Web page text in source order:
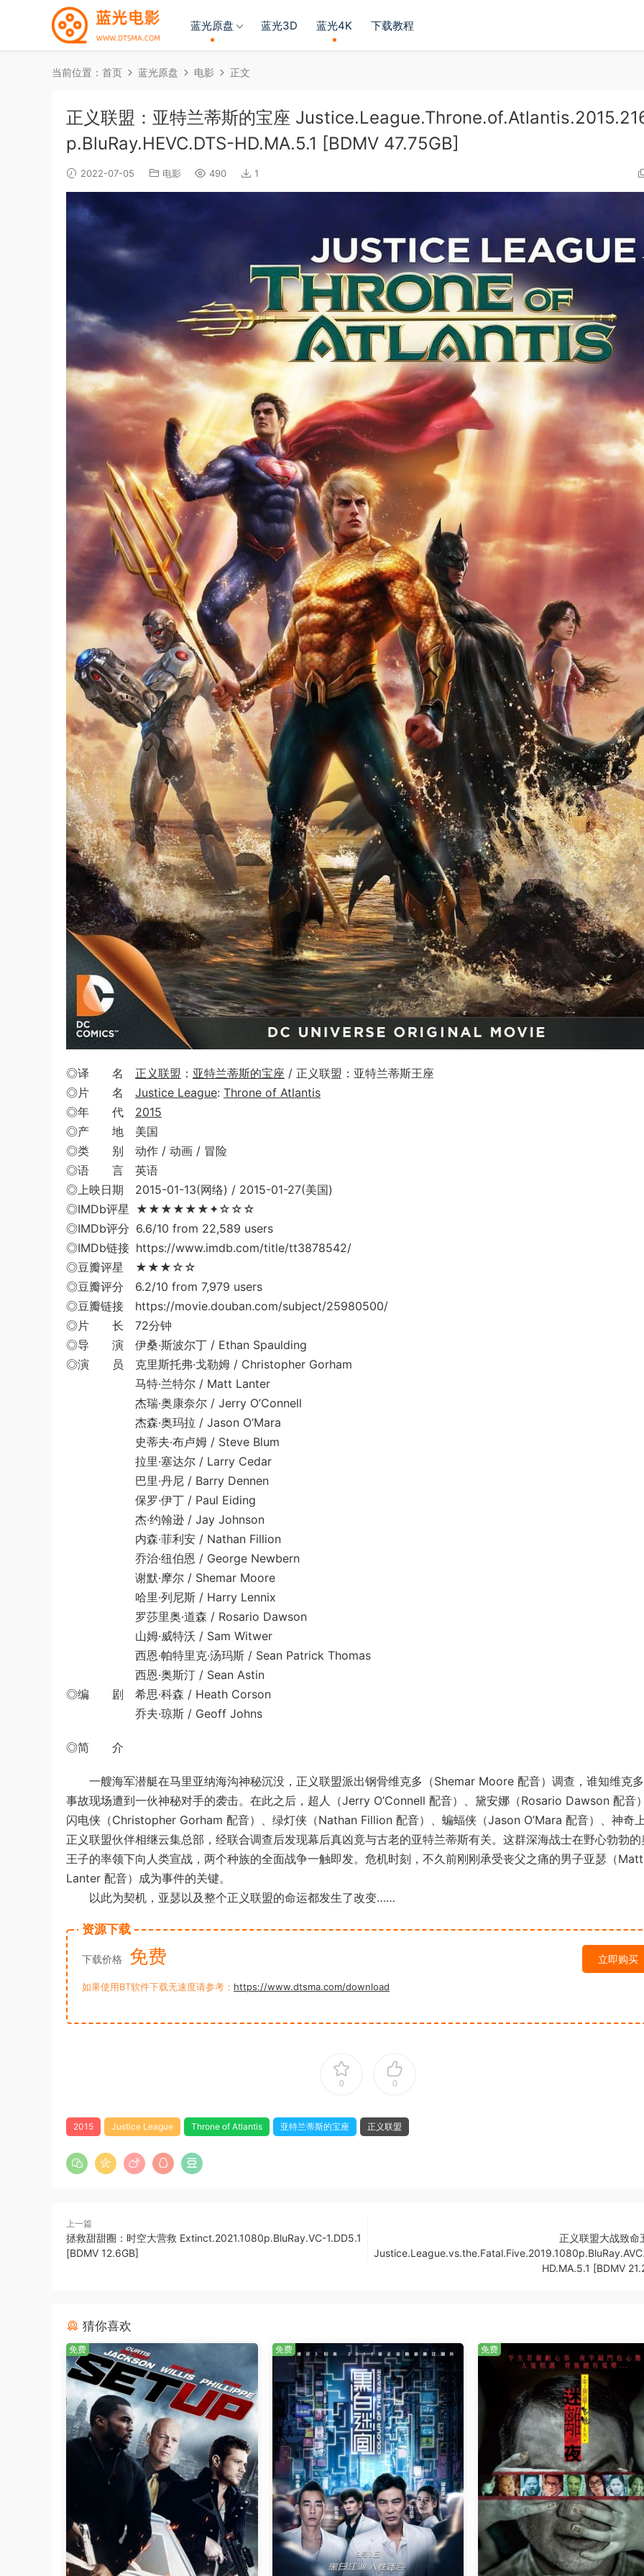
蓝光原盘 蓝光3D 蓝光4K 下载教程
当前位置： 首页 蓝光原盘 电影 正文
正义联盟：亚特兰蒂斯的宝座
p.BluRay.HEVC.DTS-HD.MA.5.1 [BDMV 47.75GB]
2022-07-05 电影 490 1
◎译 名 正义联盟 ： 亚特兰蒂斯的宝座 / 正义联盟：亚特兰蒂斯王座
◎片 名 Justice League: Throne of Atlantis
◎年 代 2015
◎产 地 美国
◎类 别 动作 / 动画 / 冒险
◎语 言 英语
◎上映日期 2015-01-13(网络) / 2015-01-27(美国)
◎IMDb评星 ★★★★★★✦☆☆☆
◎IMDb评分 6.6/10 from 22,589 users
◎IMDb链接 https://www.imdb.com/title/tt3878542/
◎豆瓣评星 ★★★☆☆
◎豆瓣评分 6.2/10 from 7,979 users
◎豆瓣链接 https://movie.douban.com/subject/25980500/
◎片 长 72分钟
◎导 演 伊桑·斯波尔丁 / Ethan Spaulding
◎演 员 克里斯托弗·戈勒姆 / Christopher Gorham
马特·兰特尔 / Matt Lanter
杰瑞·奥康奈尔 / Jerry O’Connell
杰森·奥玛拉 / Jason O’Mara
史蒂夫·布卢姆 / Steve Blum
拉里·塞达尔 / Larry Cedar
巴里·丹尼 / Barry Dennen
保罗·伊丁 / Paul Eiding
杰·约翰逊 / Jay Johnson
内森·菲利安 / Nathan Fillion
乔治·纽伯恩 / George Newbern
谢默·摩尔 / Shemar Moore
哈里·列尼斯 / Harry Lennix
罗莎里奥·道森 / Rosario Dawson
山姆·威特沃 / Sam Witwer
西恩·帕特里克·汤玛斯 / Sean Patrick Thomas
西恩·奥斯汀 / Sean Astin
◎编 剧 希思·科森 / Heath Corson
乔夫·琼斯 / Geoff Johns
◎简 介
一艘海军潜艇在马里亚纳海沟神秘沉没，正义联盟派出钢骨维克多（Shemar Moore 配音）调查，谁知维克
事故现场遭到一伙神秘对手的袭击。在此之后，超人（Jerry O’Connell 配音）、黛安娜（Rosario Dawson 配音）
闪电侠（Christopher Gorham 配音）、绿灯侠（Nathan Fillion 配音）、蝙蝠侠（Jason O’Mara 配音）、神奇
正义联盟伙伴相继云集总部，经联合调查后发现幕后真凶竟与古老的亚特兰蒂斯有关。这群深海战士在野心勃勃的
王子的率领下向人类宣战，两个种族的全面战争一触即发。危机时刻，不久前刚刚承受丧父之痛的男子亚瑟（Matt
Lanter 配音）成为事件的关键。
以此为契机，亚瑟以及整个正义联盟的命运都发生了改变……
资源下载
下载价格 免费 立即购买
如果使用BT软件下载无速度请参考： https://www.dtsma.com/download
0 0
2015 Justice League Throne of Atlantis 亚特兰蒂斯的宝座 正义联盟
上一篇
拯救甜甜圈：时空大营救 Extinct.2021.1080p.BluRay.VC-1.DD5.1
[BDMV 12.6GB]
正义联盟大战致命
HD.MA.5.1 [BDMV
猜你喜欢
免费 免费 免费